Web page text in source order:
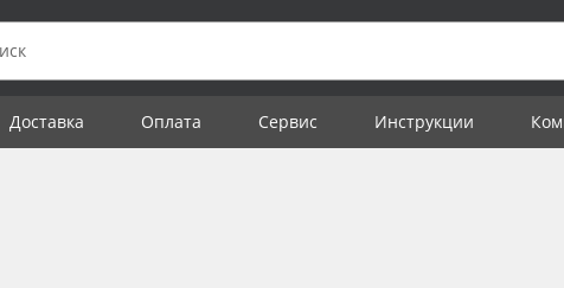
Доставка Оплата Сервис Инструкции